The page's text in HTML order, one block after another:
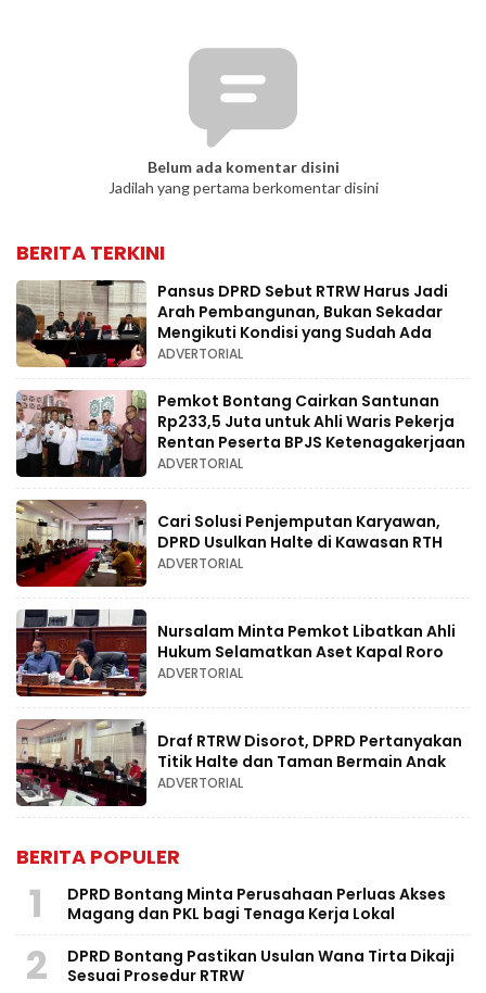
Belum ada komentar disini
Jadilah yang pertama berkomentar disini
BERITA TERKINI
Pansus DPRD Sebut RTRW Harus Jadi
Arah Pembangunan, Bukan Sekadar
Mengikuti Kondisi yang Sudah Ada
ADVERTORIAL
Pemkot Bontang Cairkan Santunan
Rp233,5 Juta untuk Ahli Waris Pekerja
Rentan Peserta BPJS Ketenagakerjaan
ADVERTORIAL
Cari Solusi Penjemputan Karyawan,
DPRD Usulkan Halte di Kawasan RTH
ADVERTORIAL
Nursalam Minta Pemkot Libatkan Ahli
Hukum Selamatkan Aset Kapal Roro
ADVERTORIAL
Draf RTRW Disorot, DPRD Pertanyakan
Titik Halte dan Taman Bermain Anak
ADVERTORIAL
BERITA POPULER
1
DPRD Bontang Minta Perusahaan Perluas Akses
Magang dan PKL bagi Tenaga Kerja Lokal
2
DPRD Bontang Pastikan Usulan Wana Tirta Dikaji
Sesuai Prosedur RTRW